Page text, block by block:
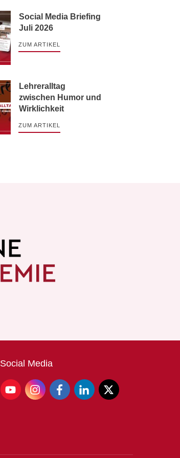
Social Media Briefing
Juli 2026
ZUM ARTIKEL
Lehreralltag
zwischen Humor und
Wirklichkeit
ZUM ARTIKEL
Social Media